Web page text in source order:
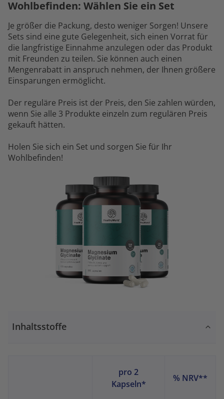
Wohlbefinden: Wählen Sie ein Set
Je größer die Packung, desto weniger Sorgen! Unsere
Sets sind eine gute Gelegenheit, sich einen Vorrat für
die langfristige Einnahme anzulegen oder das Produkt
mit Freunden zu teilen. Sie können auch einen
Mengenrabatt in anspruch nehmen, der Ihnen größere
Einsparungen ermöglicht.
Der reguläre Preis ist der Preis, den Sie zahlen würden,
wenn Sie alle 3 Produkte einzeln zum regulären Preis
gekauft hätten.
Holen Sie sich ein Set und sorgen Sie für Ihr
Wohlbefinden!
Inhaltsstoffe
pro 2
Kapseln*
% NRV**